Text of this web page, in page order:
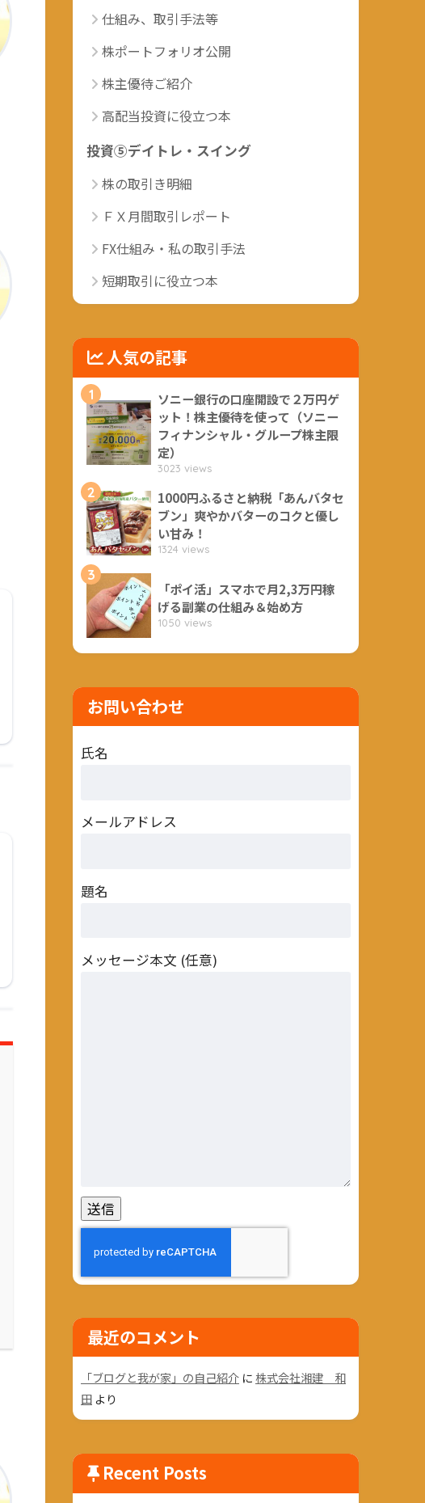
仕組み、取引手法等
株ポートフォリオ公開
株主優待ご紹介
高配当投資に役立つ本
投資⑤デイトレ・スイング
株の取引き明細
ＦＸ月間取引レポート
FX仕組み・私の取引手法
短期取引に役立つ本
人気の記事
1
ソニー銀行の口座開設で２万円ゲ
ット！株主優待を使って（ソニー
フィナンシャル・グループ株主限
定）
3023 views
2
1000円ふるさと納税「あんバタセ
ブン」爽やかバターのコクと優し
い甘み！
1324 views
3
「ポイ活」スマホで月2,3万円稼
げる副業の仕組み＆始め方
1050 views
お問い合わせ
氏名
メールアドレス
題名
メッセージ本文 (任意)
最近のコメント
「ブログと我が家」の自己紹介 に株式会社湘建 和
田 より
Recent Posts